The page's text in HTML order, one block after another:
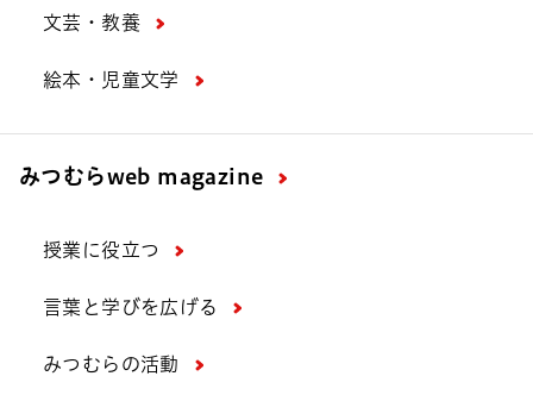
文芸・教養
絵本・児童文学
みつむらweb magazine
授業に役立つ
言葉と学びを広げる
みつむらの活動